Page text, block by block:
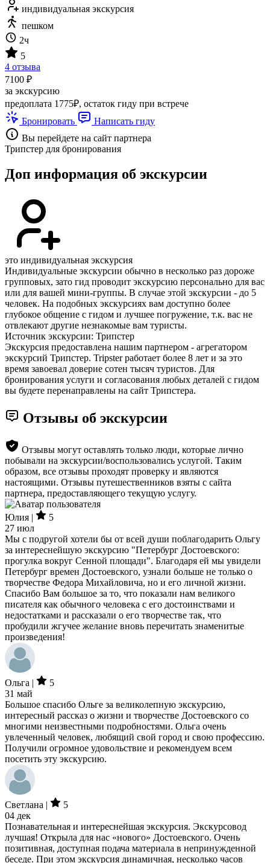
индивидуальная экскурсия
пешком
2ч
5
4 отзыва
7100 ₽
за экскурсию
предоплата 1775₽, остаток гиду при встрече
Бронировать
Написать гиду
Вы перейдете на сайт партнера
Трипстер для бронирования
Доп информация об экскурсии
это индивидуальная экскурсия
Индивидуальные экскурсии обычно в несколько раз дороже
групповых, зато гид проводит экскурсию персонально для вас
или для вашей мини-группы. В случае этой экскурсии - до 5
человек. На подобных экскурсиях вам доступно более
глубокое общение с гидом и лучшее погружение, т.к. вас не
отвлекают другие незнакомые вам туристы.
Источник экскурсии: Трипстер
Экскурсия предоставлена нашим партнером - агрегатором
экскурсий Трипстер. Tripster работает более 8 лет и за это
время завоевал доверие сотен тысяч туристов. Для
бронирования услуги и согласования любых деталей с гидом
вы будете перенаправлены на сайт Трипстера.
Отзывы об экскурсии
Отзывы могут оставлять только люди, которые лично
побывали на экскурсии/воспользовались услугой. Таким
образом, все отзывы проходят проверку и являются
настоящими. Отзывы путешественников взяты с сайта
партнера, предоставляющего текущую услугу.
Юлия |
5
27 июл
Мы с подругой хотели бы от всей души поблагодарить Ольгу
за интереснейшую экскурсию "Петербург Достоевского:
прогулка вокруг Сенной площади". Благодаря ей мы увидели
Петербург времен Достоевского, узнали больше не только о
творчестве Федора Михайловича, но и его личной жизни.
Спасибо Вам большое за то, что показали нам великого
писателя как обычного человека с его достоинствами и
недостатками и рассказали о его творчестве так, что
пробудили жгучее желание вновь перечитать знаменитые
произведения!
Ольга |
5
31 май
Большое спасибо Ольге за великолепную экскурсию,
интересный рассказ о жизни и творчестве Достоевского со
многими неизвестными подробностями. Ольга очень
увлеченный человек, любящий свой город и свою профессию.
Получили огромное удовольствие и рекомендуем всем
посетить эту экскурсию.
Светлана |
5
04 дек
Познавательная и интереснейшая экскурсия. Экскурсовод
лучшая! Открыла для нас «нового» Достоевского. Очень
позитивная, доступная подача материала в непринужденной
беседе. При этом экскурсия динамичная, несколько часов